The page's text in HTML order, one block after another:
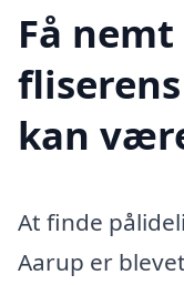
Få
kan
At finde
Aarup er